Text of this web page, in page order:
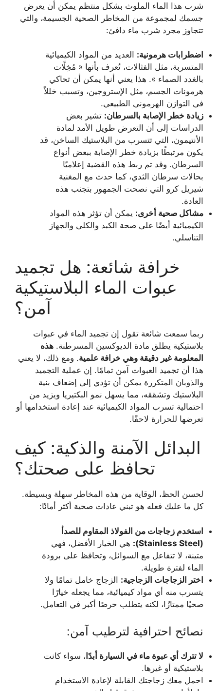
شرب هذا الماء الملوث بشكل منتظم يمكن أن يعرض
جسمك لمجموعة من المخاطر الصحية الجسيمة، والتي
تتجاوز مجرد شرب ماء دافئ:
اضطرابات هرمونية: العديد من المواد الكيميائية
المتسربة، مثل الفثالات، تُعرف بأنها « مُخِلّات
بالغدد الصماء ». هذا يعني أنها يمكن أن تحاكي
هرمونات الجسم، مثل الإستروجين، وتسبب خللاً
في التوازن الهرموني الطبيعي.
زيادة خطر الإصابة بالسرطان: تشير بعض
الدراسات إلى أن التعرض طويل الأمد لمادة
الأنتيمون، التي تتسرب من البلاستيك الساخن، قد
يكون مرتبطًا بزيادة خطر الإصابة ببعض أنواع
السرطان. وقد تم ربط هذه القضية إعلاميًا
بحالات سرطان الثدي، كما حدث مع المغنية
شيريل كرو التي نصحت الجمهور بتجنب هذه
العادة.
مشاكل صحية أخرى: يمكن أن تؤثر هذه المواد
الكيميائية أيضًا على صحة الكبد والكلى والجهاز
التناسلي.
خرافة شائعة: هل تجميد
عبوات الماء البلاستيكية
آمن؟
ربما سمعت شائعة تقول إن تجميد الماء في عبوات
بلاستيكية يطلق مادة الديوكسين المسرطنة. هذه
المعلومة غير دقيقة وهي خرافة علمية. ومع ذلك، لا يعني
هذا أن تجميد العبوات آمن تمامًا. إن عملية التجميد
والذوبان المتكررة يمكن أن تؤدي إلى إضعاف بنية
البلاستيك وتشققه، مما يسهل نمو البكتيريا ويزيد من
احتمالية تسرب المواد الكيميائية عند إعادة استخدامها أو
تعرضها للحرارة لاحقًا.
البدائل الآمنة والذكية: كيف
تحافظ على صحتك؟
لحسن الحظ، الوقاية من هذه المخاطر سهلة وبسيطة.
كل ما عليك فعله هو تبني عادات صحية أكثر أمانًا:
استخدم زجاجات من الفولاذ المقاوم للصدأ
(Stainless Steel):
هي الخيار الأفضل، فهي
متينة، لا تتفاعل مع السوائل، وتحافظ على برودة
الماء لفترة طويلة.
اختر الزجاجات الزجاجية: الزجاج خامل تمامًا ولا
يتسرب منه أي مواد كيميائية، مما يجعله خيارًا
صحيًا ممتازًا، لكنه يتطلب حرصًا أكبر في التعامل.
نصائح احترافية لترطيب آمن:
لا تترك أي عبوة ماء في السيارة أبدًا ، سواء كانت
بلاستيكية أو غيرها.
احمل معك زجاجتك القابلة لإعادة الاستخدام